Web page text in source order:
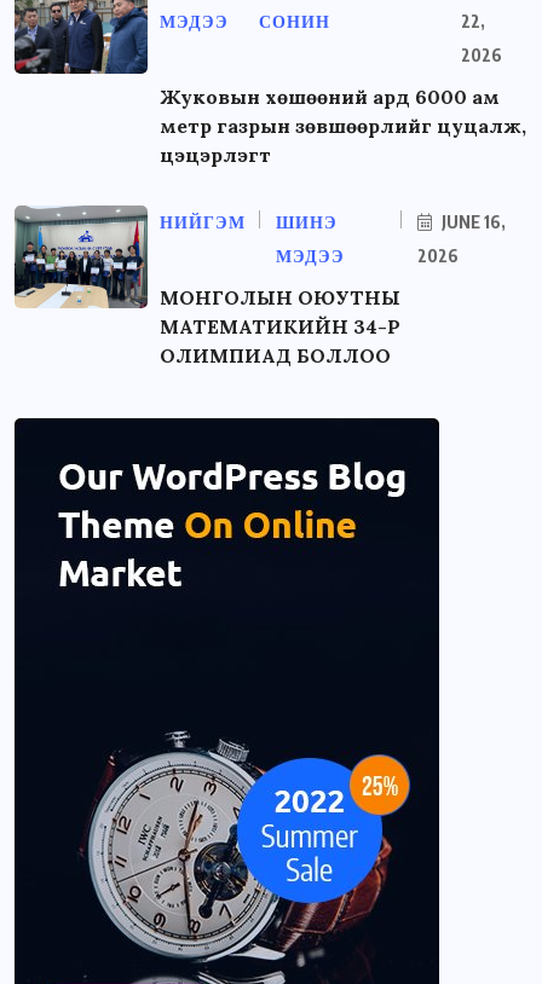
МЭДЭЭ СОНИН
22,
2026
Жуковын хөшөөний ард 6000 ам
метр газрын зөвшөөрлийг цуцалж,
цэцэрлэгт
НИЙГЭМ
ШИНЭ
МЭДЭЭ
JUNE 16,
2026
МОНГОЛЫН ОЮУТНЫ
МАТЕМАТИКИЙН 34-Р
ОЛИМПИАД БОЛЛОО